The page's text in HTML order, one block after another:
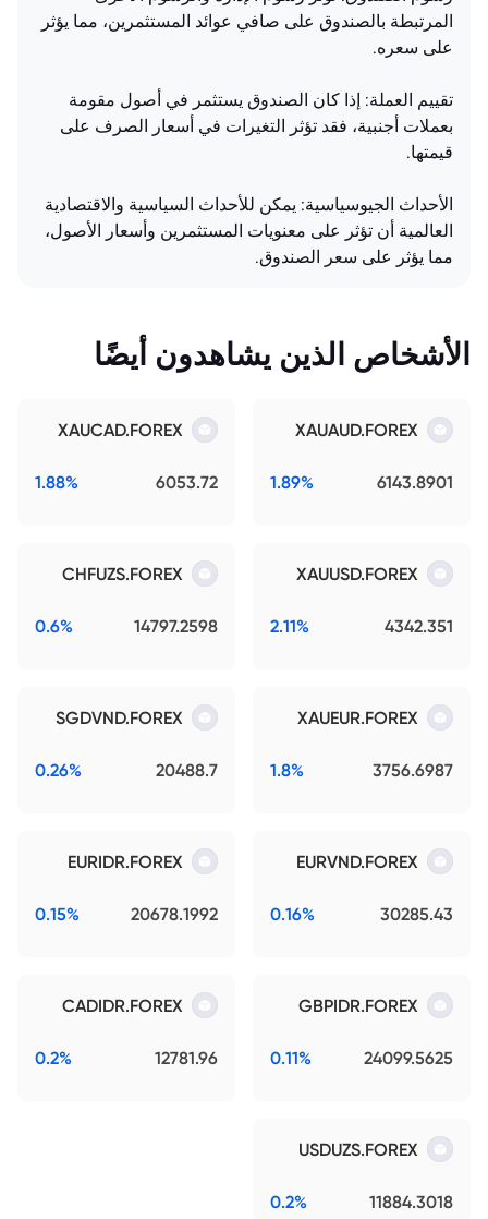
المرتبطة بالصندوق على صافي عوائد المستثمرين، مما يؤثر
على سعره.
تقييم العملة: إذا كان الصندوق يستثمر في أصول مقومة
بعملات أجنبية، فقد تؤثر التغيرات في أسعار الصرف على
قيمتها.
الأحداث الجيوسياسية: يمكن للأحداث السياسية والاقتصادية
العالمية أن تؤثر على معنويات المستثمرين وأسعار الأصول،
مما يؤثر على سعر الصندوق.
الأشخاص الذين يشاهدون أيضًا
XAUAUD.FOREX
6143.8901
1.89%
XAUCAD.FOREX
6053.72
1.88%
XAUUSD.FOREX
4342.351
2.11%
CHFUZS.FOREX
14797.2598
0.6%
XAUEUR.FOREX
3756.6987
1.8%
SGDVND.FOREX
20488.7
0.26%
EURVND.FOREX
30285.43
0.16%
EURIDR.FOREX
20678.1992
0.15%
GBPIDR.FOREX
24099.5625
0.11%
CADIDR.FOREX
12781.96
0.2%
USDUZS.FOREX
11884.3018
0.2%